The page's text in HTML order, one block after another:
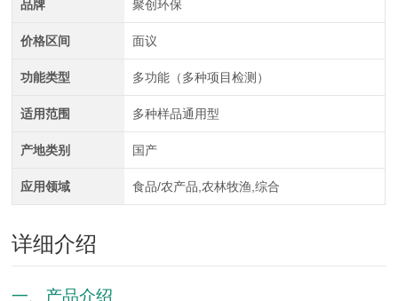
品牌 聚创环保
价格区间 面议
功能类型 多功能（多种项目检测）
适用范围 多种样品通用型
产地类别 国产
应用领域 食品/农产品,农林牧渔,综合
详细介绍
一、产品介绍